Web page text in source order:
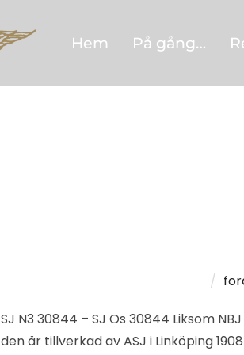
Hem På gång…
SJ N3 30844 – SJ Os 30844 Liksom
den är tillverkad av ASJ i Linköping